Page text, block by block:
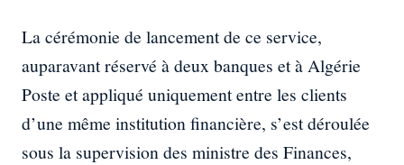
La cérémonie de lancement de ce service,
auparavant réservé à deux banques et à Algérie
Poste et appliqué uniquement entre les clients
d’une même institution financière, s’est déroulée
sous la supervision des ministre des Finances,